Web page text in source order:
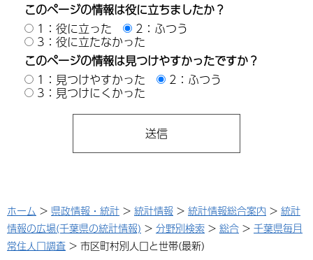
このページの情報は役に立ちましたか？
1：役に立った
2：ふつう
3：役に立たなかった
このページの情報は見つけやすかったですか？
1：見つけやすかった
2：ふつう
3：見つけにくかった
ホーム > 県政情報・統計 > 統計情報 > 統計情報総合案内 > 統計
情報の広場(千葉県の統計情報) > 分野別検索 > 総合 > 千葉県毎月
常住人口調査 > 市区町村別人口と世帯(最新)